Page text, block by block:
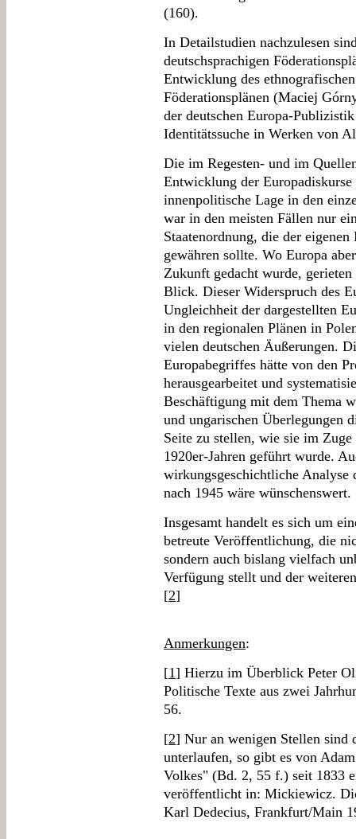
(160).
In Detailstudien nachzulesen
deutschsprachigen
Entwicklung des
Föderationsplänen (Maciej
der deutschen Europa-
Identitätssuche in Werken von
Die im Regesten- und im
Entwicklung der
innenpolitische Lage in den
war in den meisten Fällen nur
Staatenordnung, die der
gewähren sollte. Wo Europa
Zukunft gedacht wurde,
Blick. Dieser Widerspruch des
Ungleichheit der dargestellten
in den regionalen Plänen in
vielen deutschen Äußerungen.
Europabegriffes hätte von den
herausgearbeitet und
Beschäftigung mit dem Thema
und ungarischen Überlegungen
Seite zu stellen, wie sie im
1920er-Jahren geführt wurde.
wirkungsgeschichtliche Analyse
nach 1945 wäre wünschenswert.
Insgesamt handelt es sich um
betreute Veröffentlichung, die
sondern auch bislang vielfach
Verfügung stellt und der
[2]
Anmerkungen:
[1] Hierzu im Überblick Peter
Politische Texte aus zwei
56.
[2] Nur an wenigen Stellen sind
unterlaufen, so gibt es von
Volkes" (Bd. 2, 55 f.) seit 1833
veröffentlicht in: Mickiewicz.
Karl Dedecius, Frankfurt/Main